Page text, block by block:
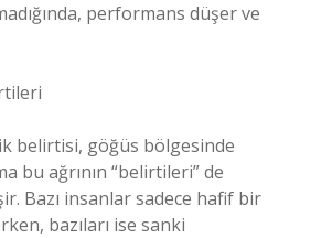
performans düşer ve
belirtisi, göğüs bölgesinde
bu ağrının “belirtileri” de
Bazı insanlar sadece hafif bir
bazıları ise sanki